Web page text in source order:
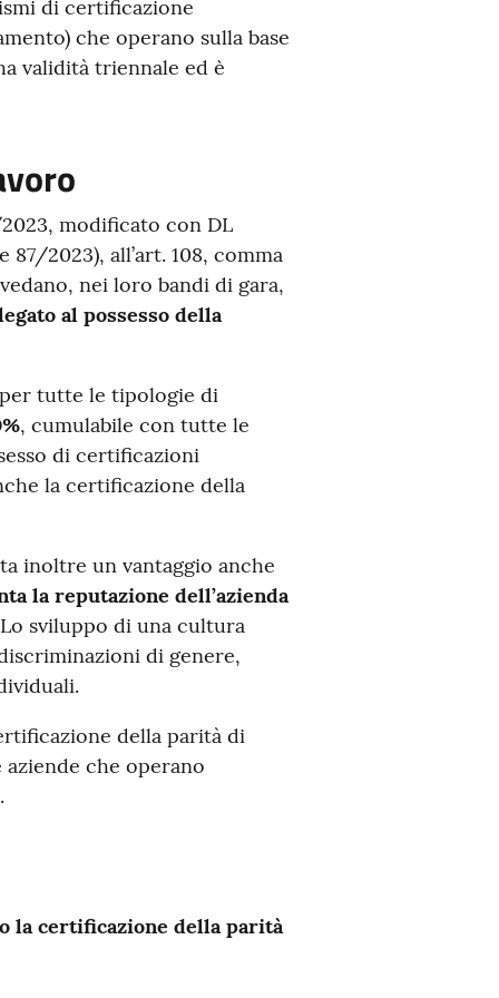
di certificazione
che operano sulla base
validità triennale ed è
modificato con DL
2023), all’art. 108, comma
nei loro bandi di gara,
al possesso della
per tutte le tipologie di
, cumulabile con tutte le
di certificazioni
la certificazione della
inoltre un vantaggio anche
la reputazione dell’azienda
sviluppo di una cultura
di genere,
della parità di
che operano
la certificazione della parità